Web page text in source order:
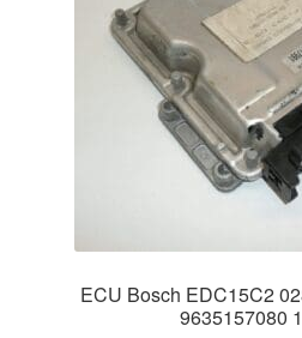
ECU Bosch EDC15C2
9635157080